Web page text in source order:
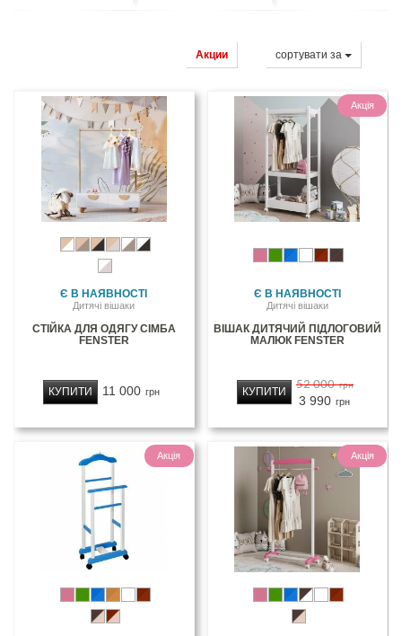
сортувати за
Акции
Є В НАЯВНОСТІ
Дитячі вішаки
СТІЙКА ДЛЯ ОДЯГУ СІМБА
FENSTER
11 000 грн
КУПИТИ
Акція
Є В НАЯВНОСТІ
Дитячі вішаки
ВІШАК ДИТЯЧИЙ ПІДЛОГОВИЙ
МАЛЮК FENSTER
52 000 грн
3 990 грн
КУПИТИ
Акція Акція